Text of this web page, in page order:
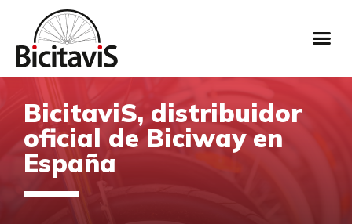
BicitaviS, distribuidor
oficial de Biciway en
España